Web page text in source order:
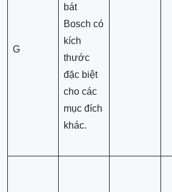
G
bát
Bosch có
kích
thước
đặc biệt
cho các
mục đích
khác.